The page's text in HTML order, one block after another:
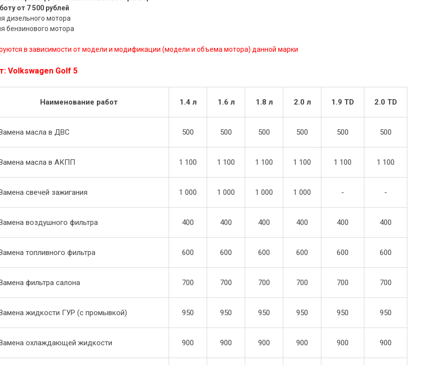
от 7 500 рублей
дизельного мотора
бензинового мотора
в зависимости от модели и модификации (модели и объема мотора) данной марки
Volkswagen Golf 5
Наименование работ 1.4 л 1.6 л 1.8 л 2.0 л 1.9 TD 2.0 TD
масла в ДВС 500 500 500 500 500 500
масла в АКПП 1 100 1 100 1 100 1 100 1 100 1 100
свечей зажигания 1 000 1 000 1 000 1 000 - -
воздушного фильтра 400 400 400 400 400 400
топливного фильтра 600 600 600 600 600 600
фильтра салона 700 700 700 700 700 700
жидкости ГУР (с промывкой) 950 950 950 950 950 950
охлаждающей жидкости 900 900 900 900 900 900